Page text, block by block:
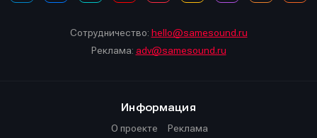
Сотрудничество: hello@samesound.ru
Реклама: adv@samesound.ru
Информация
О проекте
Реклама